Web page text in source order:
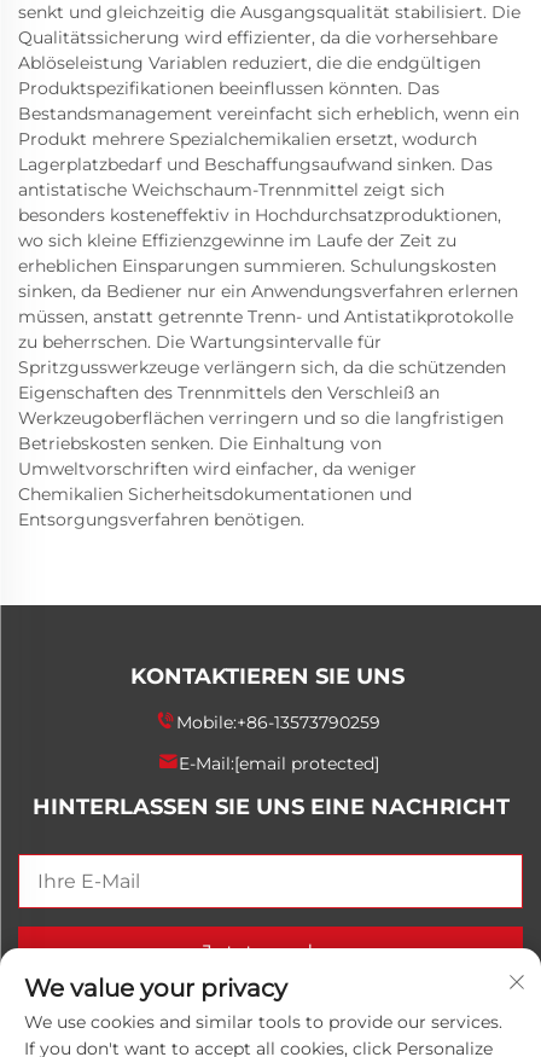
senkt und gleichzeitig die Ausgangsqualität stabilisiert. Die
Qualitätssicherung wird effizienter, da die vorhersehbare
Ablöseleistung Variablen reduziert, die die endgültigen
Produktspezifikationen beeinflussen könnten. Das
Bestandsmanagement vereinfacht sich erheblich, wenn ein
Produkt mehrere Spezialchemikalien ersetzt, wodurch
Lagerplatzbedarf und Beschaffungsaufwand sinken. Das
antistatische Weichschaum-Trennmittel zeigt sich
besonders kosteneffektiv in Hochdurchsatzproduktionen,
wo sich kleine Effizienzgewinne im Laufe der Zeit zu
erheblichen Einsparungen summieren. Schulungskosten
sinken, da Bediener nur ein Anwendungsverfahren erlernen
müssen, anstatt getrennte Trenn- und Antistatikprotokolle
zu beherrschen. Die Wartungsintervalle für
Spritzgusswerkzeuge verlängern sich, da die schützenden
Eigenschaften des Trennmittels den Verschleiß an
Werkzeugoberflächen verringern und so die langfristigen
Betriebskosten senken. Die Einhaltung von
Umweltvorschriften wird einfacher, da weniger
Chemikalien Sicherheitsdokumentationen und
Entsorgungsverfahren benötigen.
KONTAKTIEREN SIE UNS
Mobile:+86-13573790259
E-Mail:[email protected]
HINTERLASSEN SIE UNS EINE NACHRICHT
Jetzt senden
We value your privacy
We use cookies and similar tools to provide our services.
If you don't want to accept all cookies, click Personalize